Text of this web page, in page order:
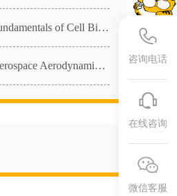
南安普顿大学|Fundamentals of Cell Biology and Physiology|BIOL1025课程辅导
谢菲尔德大学|Aerospace Aerodynamics and Thermodynamics|AER11001课程辅导
咨询电话
在线咨询
微信客服